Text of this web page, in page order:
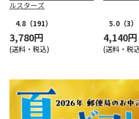
ルスターズ
4.8 （191）
3,780円
(送料・税込)
5.0 （3）
4,140円
(送料・税